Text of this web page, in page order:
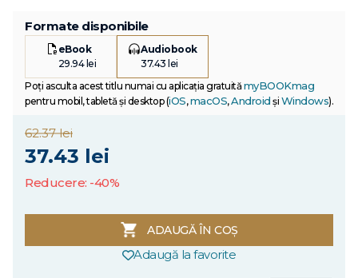
Formate disponibile
eBook
29.94 lei
Audiobook
37.43 lei
Poți asculta acest titlu numai cu aplicația gratuitămyBOOKmag
pentru mobil, tabletă și desktop (iOS,macOS,Android și Windows).
62.37 lei
37.43 lei
Reducere: -40%
ADAUGĂ ÎN COȘ
Adaugă la favorite